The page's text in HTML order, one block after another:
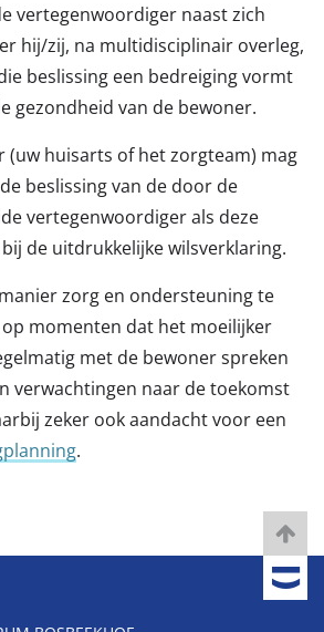
vertegenwoordiger naast zich
hij/zij, na multidisciplinair overleg,
beslissing een bedreiging vormt
gezondheid van de bewoner.
(uw huisarts of het zorgteam) mag
beslissing van de door de
vertegenwoordiger als deze
de uitdrukkelijke wilsverklaring.
zorg en ondersteuning te
momenten dat het moeilijker
met de bewoner spreken
verwachtingen naar de toekomst
zeker ook aandacht voor een
.